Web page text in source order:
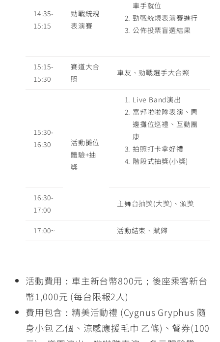
14:35-
15:15
勁戰統規
表演賽
車手就位
勁戰統規表演賽進行
公佈投票盲選結果
15:15-
15:30
賽道大合
照
車友、勁戰選手大合照
15:30-
16:30
活動攤位
體驗+抽
獎
Live Band演出
富邦啦啦隊表演、周
邊攤位巡禮、互動團
康
拍照打卡拿好禮
階段式抽獎(小獎)
16:30-
17:00
主舞台抽獎(大獎)、頒獎
17:00~ 活動結束、賦歸
活動費用：車主新台幣800元；後座乘客新台
幣1,000元 (每台限報2人)
費用包含：精美活動禮 (Cygnus Gryphus 隨
身小包 乙個、涼感應援毛巾 乙條)、餐券(100